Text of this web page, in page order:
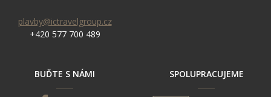
plavby@ictravelgroup.cz
+420 577 700 489
BUĎTE S NÁMI SPOLUPRACUJEME